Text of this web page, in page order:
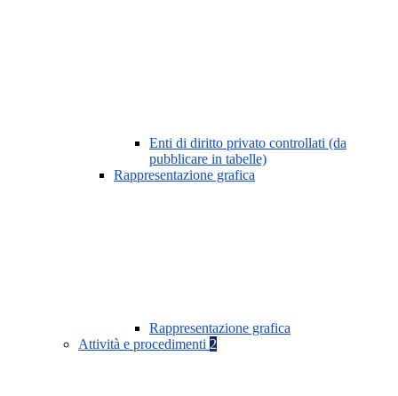
Enti di diritto privato controllati (da
pubblicare in tabelle)
Rappresentazione grafica
Rappresentazione grafica
Attività e procedimenti 2